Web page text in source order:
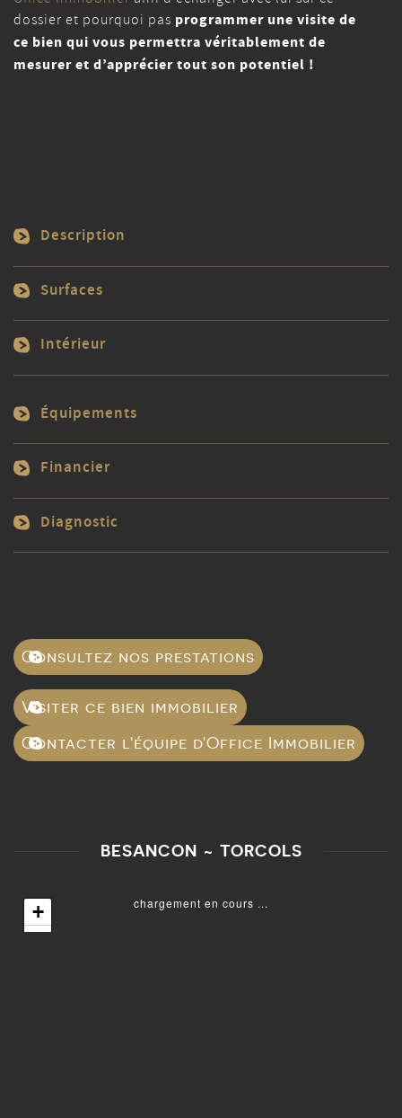
dossier et pourquoi pas programmer une visite de
ce bien qui vous permettra véritablement de
mesurer et d’apprécier tout son potentiel !
Description
Surfaces
Intérieur
Équipements
Financier
Diagnostic
Consultez nos prestations
Visiter ce bien immobilier
Contacter l'équipe d'Office Immobilier
BESANCON ~ TORCOLS
chargement en cours ...
+
−